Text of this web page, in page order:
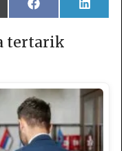
Share
on
Share
on
tertarik